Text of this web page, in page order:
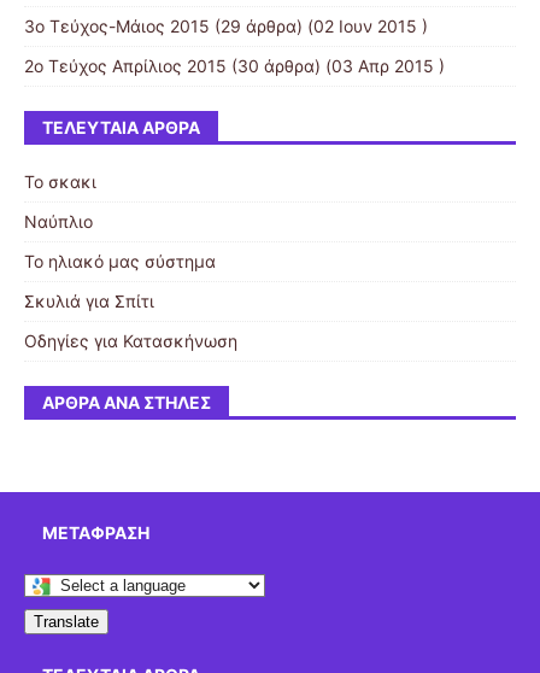
3ο Τεύχος-Μάιος 2015 (29 άρθρα) (02 Ιουν 2015 )
2ο Τεύχος Απρίλιος 2015 (30 άρθρα) (03 Απρ 2015 )
ΤΕΛΕΥΤΑΊΑ ΆΡΘΡΑ
Το σκακι
Ναύπλιο
Το ηλιακό μας σύστημα
Σκυλιά για Σπίτι
Οδηγίες για Κατασκήνωση
ΆΡΘΡΑ ΑΝΆ ΣΤΉΛΕΣ
ΜΕΤΆΦΡΑΣΗ
Translate